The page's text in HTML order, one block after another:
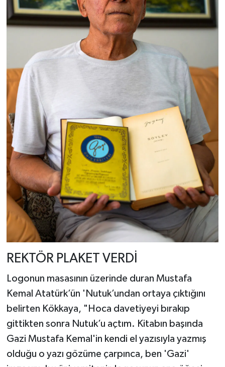
REKTÖR PLAKET VERDİ
Logonun masasının üzerinde duran Mustafa
Kemal Atatürk’ün 'Nutuk’undan ortaya çıktığını
belirten Kökkaya, "Hoca davetiyeyi bırakıp
gittikten sonra Nutuk’u açtım. Kitabın başında
Gazi Mustafa Kemal'in kendi el yazısıyla yazmış
olduğu o yazı gözüme çarpınca, ben 'Gazi'